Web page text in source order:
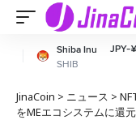
JPY-¥ 0.000729
-0.37%
JinaCoin > ニュース >
をMEエコシステムに還